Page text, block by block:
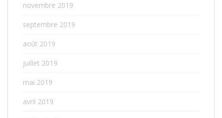
novembre 2019
septembre 2019
août 2019
juillet 2019
mai 2019
avril 2019